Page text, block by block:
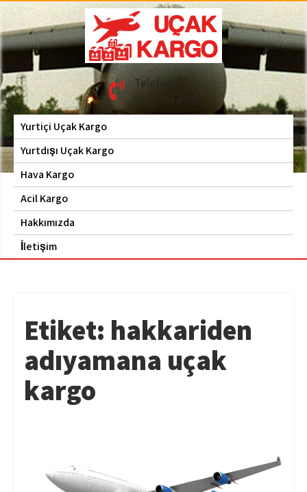
Skip
to
content
Hava Kargo | Acil Kargo
| 0535 653 6408
Uçak Kargo Telefon
0535 653 6408
Yurtiçi Uçak Kargo
Yurtdışı Uçak Kargo
Hava Kargo
Acil Kargo
Hakkımızda
İletişim
Etiket: hakkariden
adıyamana uçak
kargo